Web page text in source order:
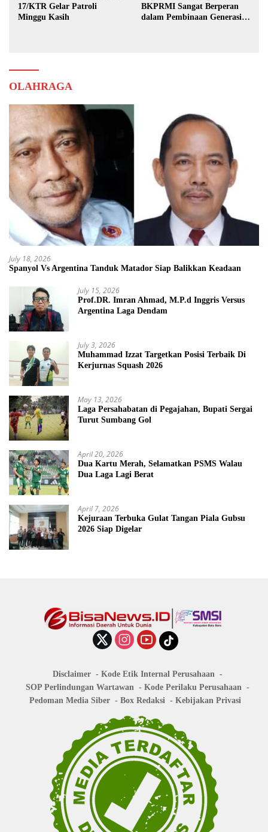
17/KTR Gelar Patroli
Minggu Kasih
BKPRMI Sangat Berperan
dalam Pembinaan Generasi
OLAHRAGA
July 18, 2026
Spanyol Vs Argentina Tanduk Matador Siap Balikkan Keadaan
July 15, 2026
Prof.DR. Imran Ahmad, M.P.d Inggris Versus
Argentina Laga Dendam
July 3, 2026
Muhammad Izzat Targetkan Posisi Terbaik Di
Kerjurnas Squash 2026
May 13, 2026
Laga Persahabatan di Pegajahan, Bupati Sergai
Turut Sumbang Gol
April 20, 2026
Dua Kartu Merah, Selamatkan PSMS Walau
Dua Laga Lagi Berat
April 7, 2026
Kejuraan Terbuka Gulat Tangan Piala Gubsu
2026 Siap Digelar
Disclaimer
Kode Etik Internal Perusahaan
SOP Perlindungan Wartawan
Kode Perilaku Perusahaan
Pedoman Media Siber
Box Redaksi Kebijakan Privasi